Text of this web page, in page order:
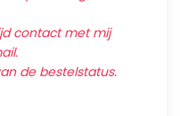
contact met mij
de bestelstatus.